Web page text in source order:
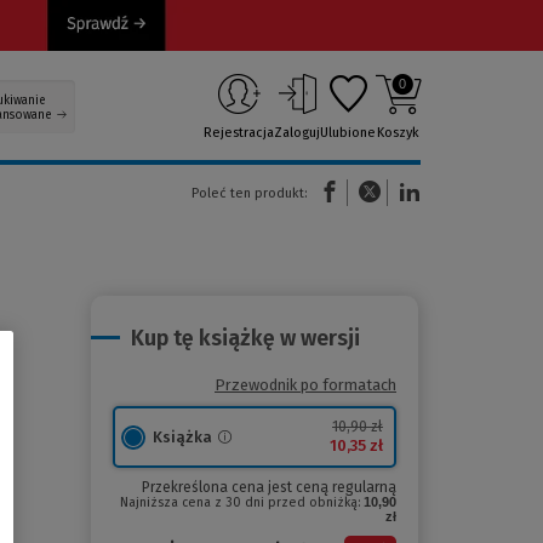
RejestracjaZalogujUlubione
0
Koszyk
Poleć ten produkt:
(Nowe okno)(Link do innej strony)
Kup tę książkę w wersji
Przewodnik po formatach
Książka
10,90 zł
10,35 zł
Przekreślona cena jest ceną regularną
Najniższa cena z 30 dni przed obniżką: 10,90
zł